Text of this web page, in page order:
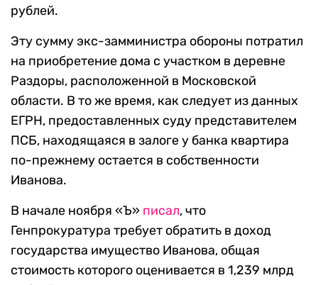
рублей.
Эту сумму экс-замминистра обороны потратил
на приобретение дома с участком в деревне
Раздоры, расположенной в Московской
области. В то же время, как следует из данных
ЕГРН, предоставленных суду представителем
ПСБ, находящаяся в залоге у банка квартира
по-прежнему остается в собственности
Иванова.
В начале ноября «Ъ» писал, что
Генпрокуратура требует обратить в доход
государства имущество Иванова, общая
стоимость которого оценивается в 1,239 млрд